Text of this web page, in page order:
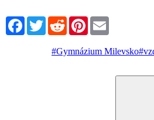
FacebookTwitterRedditPinterest
#Gymnázium Milevsko